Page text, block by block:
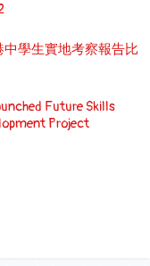
學生實地考察報告比
Future Skills
Project